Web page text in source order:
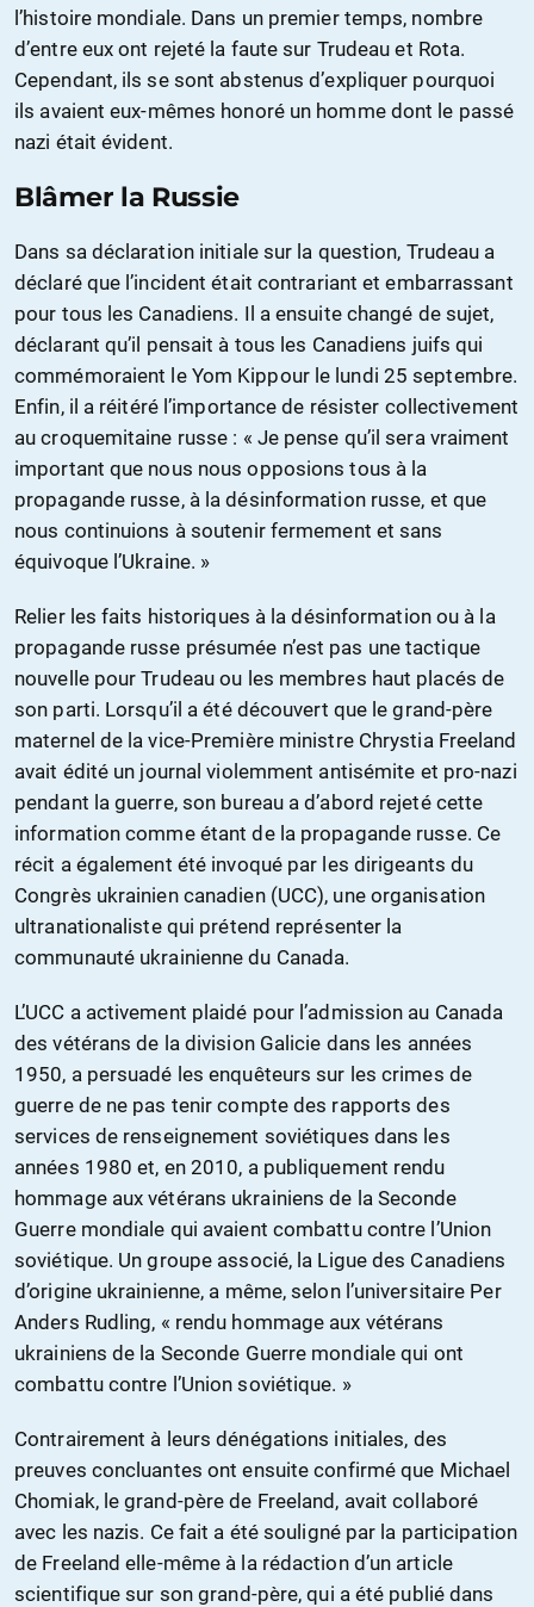
l’histoire mondiale. Dans un premier temps, nombre
d’entre eux ont rejeté la faute sur Trudeau et Rota.
Cependant, ils se sont abstenus d’expliquer pourquoi
ils avaient eux-mêmes honoré un homme dont le passé
nazi était évident.
Blâmer la Russie
Dans sa déclaration initiale sur la question, Trudeau a
déclaré que l’incident était contrariant et embarrassant
pour tous les Canadiens. Il a ensuite changé de sujet,
déclarant qu’il pensait à tous les Canadiens juifs qui
commémoraient le Yom Kippour le lundi 25 septembre.
Enfin, il a réitéré l’importance de résister collectivement
au croquemitaine russe : « Je pense qu’il sera vraiment
important que nous nous opposions tous à la
propagande russe, à la désinformation russe, et que
nous continuions à soutenir fermement et sans
équivoque l’Ukraine. »
Relier les faits historiques à la désinformation ou à la
propagande russe présumée n’est pas une tactique
nouvelle pour Trudeau ou les membres haut placés de
son parti. Lorsqu’il a été découvert que le grand-père
maternel de la vice-Première ministre Chrystia Freeland
avait édité un journal violemment antisémite et pro-nazi
pendant la guerre, son bureau a d’abord rejeté cette
information comme étant de la propagande russe. Ce
récit a également été invoqué par les dirigeants du
Congrès ukrainien canadien (UCC), une organisation
ultranationaliste qui prétend représenter la
communauté ukrainienne du Canada.
L’UCC a activement plaidé pour l’admission au Canada
des vétérans de la division Galicie dans les années
1950, a persuadé les enquêteurs sur les crimes de
guerre de ne pas tenir compte des rapports des
services de renseignement soviétiques dans les
années 1980 et, en 2010, a publiquement rendu
hommage aux vétérans ukrainiens de la Seconde
Guerre mondiale qui avaient combattu contre l’Union
soviétique. Un groupe associé, la Ligue des Canadiens
d’origine ukrainienne, a même, selon l’universitaire Per
Anders Rudling, « rendu hommage aux vétérans
ukrainiens de la Seconde Guerre mondiale qui ont
combattu contre l’Union soviétique. »
Contrairement à leurs dénégations initiales, des
preuves concluantes ont ensuite confirmé que Michael
Chomiak, le grand-père de Freeland, avait collaboré
avec les nazis. Ce fait a été souligné par la participation
de Freeland elle-même à la rédaction d’un article
scientifique sur son grand-père, qui a été publié dans